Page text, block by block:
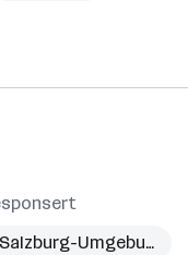
Salzburg-Umgebung (Bezirk)